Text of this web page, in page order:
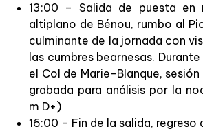
13:00 – Salida de puesta en
altiplano de Bénou, rumbo al
culminante de la jornada con
las cumbres bearnesas.
el Col de Marie-Blanque,
grabada para análisis por la
m D+)
16:00 – Fin de la salida,